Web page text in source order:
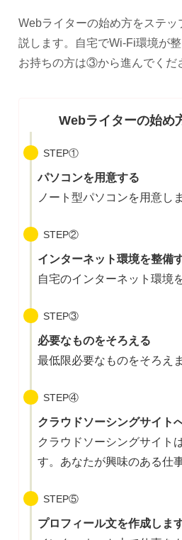
Webライターの始め方をステ
説します。自宅でWi-Fi環境が
お持ちの方は③から進んでくだ
Webライターの始
STEP①
パソコンを用意する
ノート型パソコンを用意し
STEP②
インターネット環境を整備
自宅のインターネット環境
STEP③
必要なものをそろえる
最低限必要なものをそろえま
STEP④
クラウドソーシングサイト
クラウドソーシングサイト
す。あなたが興味のある仕
STEP⑤
プロフィール文を作成します